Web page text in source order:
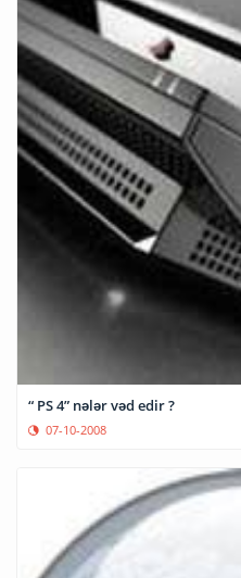
“ PS 4” nələr vəd edir ?
07-10-2008